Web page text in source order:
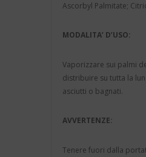
Ascorbyl Palmitate;
MODALITA’ D’USO:
Vaporizzare sui palmi
distribuire su tutta la
asciutti o bagnati.
AVVERTENZE:
Tenere fuori dalla